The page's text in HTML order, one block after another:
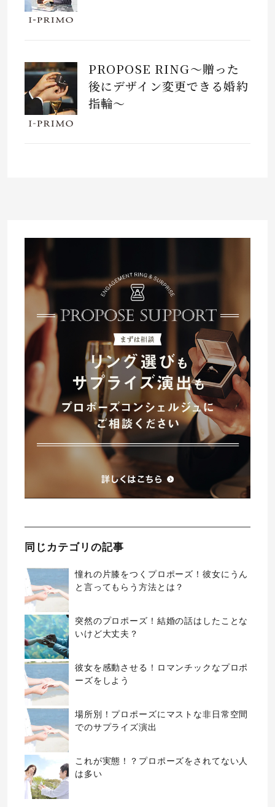
PROPOSE RING～贈った
後にデザイン変更できる婚約
指輪～
同じカテゴリの記事
憧れの片膝をつくプロポーズ！彼女にうん
と言ってもらう方法とは？
突然のプロポーズ！結婚の話はしたことな
いけど大丈夫？
彼女を感動させる！ロマンチックなプロポ
ーズをしよう
場所別！プロポーズにマストな非日常空間
でのサプライズ演出
これが実態！？プロポーズをされてない人
は多い